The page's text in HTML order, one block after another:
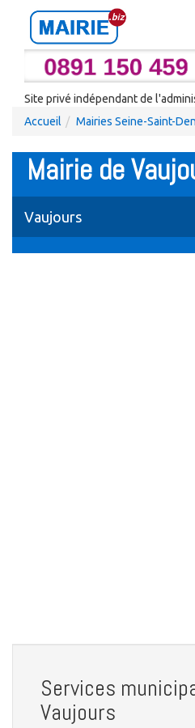
Site privé indépendant de
Accueil
Mairies Seine-Saint-
Mairie de
Vaujours
Services
Vaujours